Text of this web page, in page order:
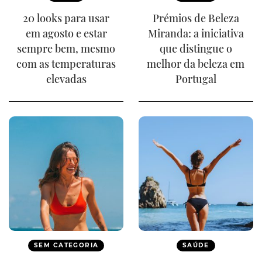
20 looks para usar
em agosto e estar
sempre bem, mesmo
com as temperaturas
elevadas
Prémios de Beleza
Miranda: a iniciativa
que distingue o
melhor da beleza em
Portugal
SEM CATEGORIA SAÚDE